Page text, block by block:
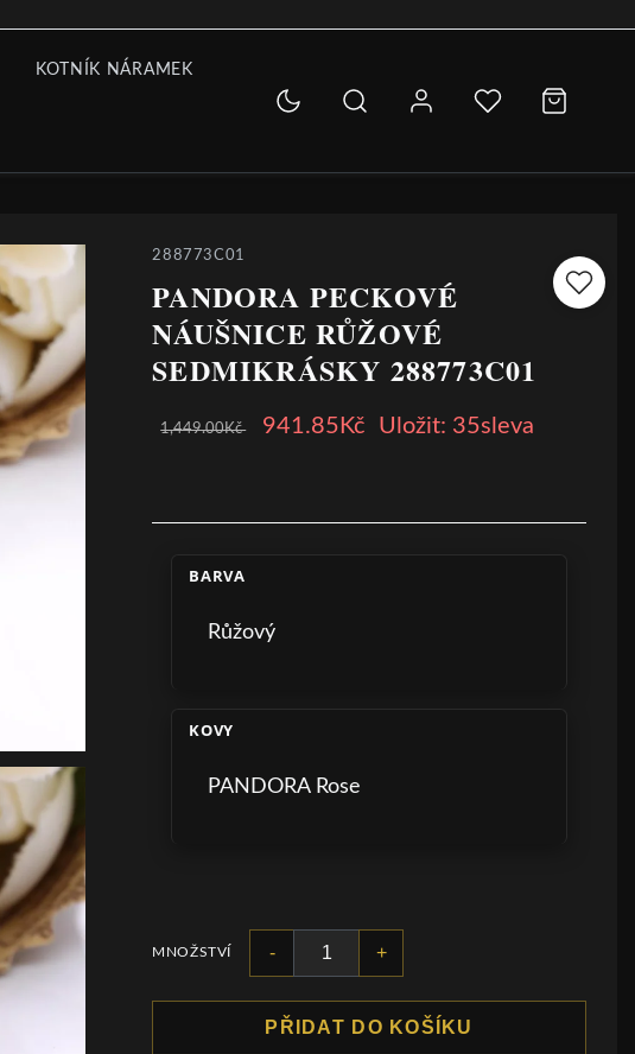
KOTNÍK NÁRAMEK
288773C01
PANDORA PECKOVÉ
NÁUŠNICE RŮŽOVÉ
SEDMIKRÁSKY 288773C01
1,449.00Kč 941.85Kč Uložit: 35sleva
BARVA
Růžový
KOVY
PANDORA Rose
MNOŽSTVÍ - +
PŘIDAT DO KOŠÍKU